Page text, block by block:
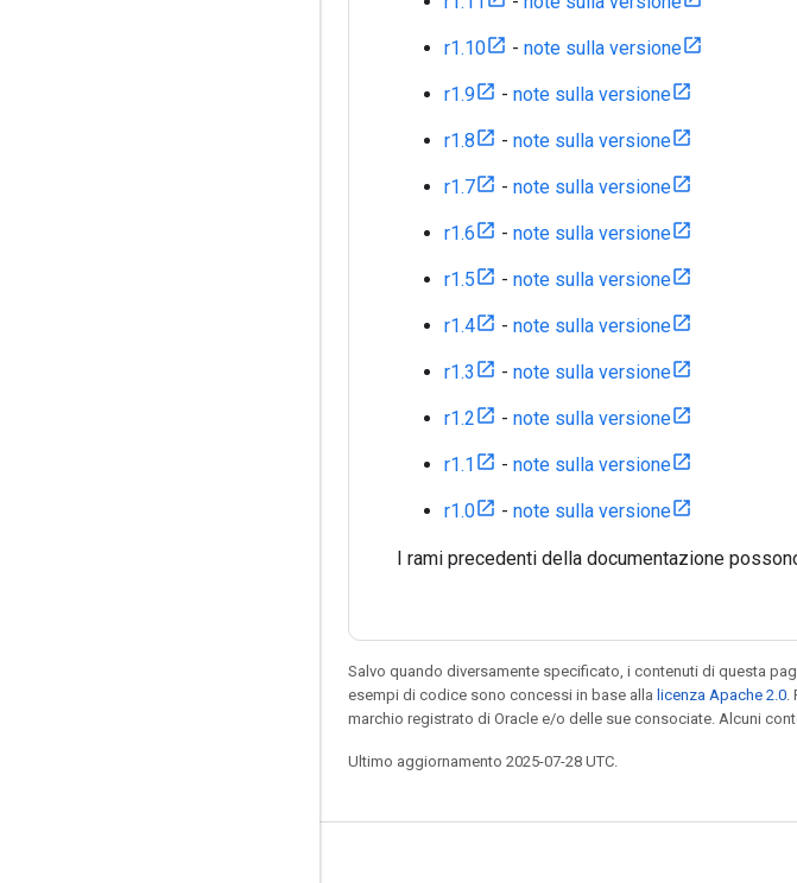
r1.10 - note sulla versione
r1.9 - note sulla versione
r1.8 - note sulla versione
r1.7 - note sulla versione
r1.6 - note sulla versione
r1.5 - note sulla versione
r1.4 - note sulla versione
r1.3 - note sulla versione
r1.2 - note sulla versione
r1.1 - note sulla versione
r1.0 - note sulla versione
I rami precedenti della documentazione
Salvo quando diversamente specificato, i contenuti di questa
esempi di codice sono concessi in base alla licenza Apache 2.0.
marchio registrato di Oracle e/o delle sue consociate. Alcuni
Ultimo aggiornamento 2025-07-28 UTC.